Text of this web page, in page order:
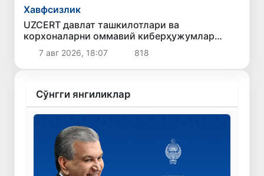
Хавфсизлик
UZCERT давлат ташкилотлари ва
корхоналарни оммавий киберҳужумлар
ҳақида огоҳлантирди
7 авг 2026, 18:07 818
Сўнгги янгиликлар